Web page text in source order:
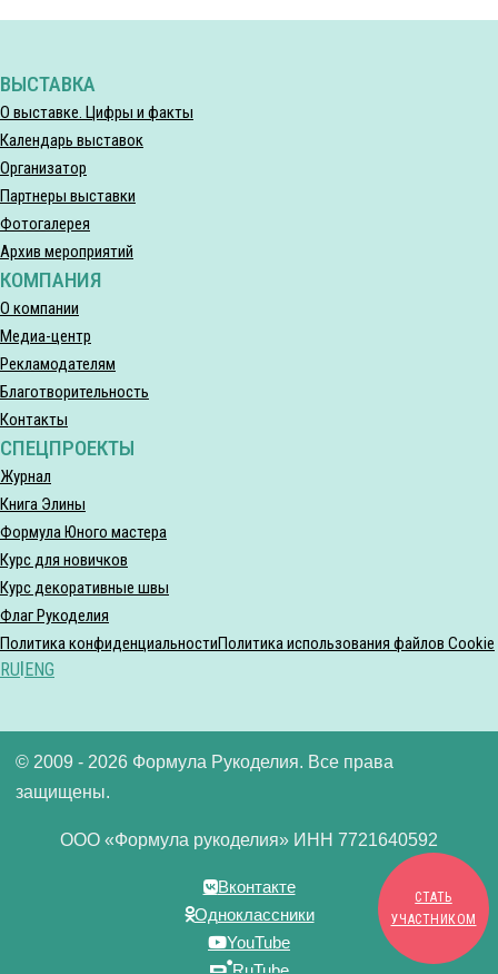
ВЫСТАВКА
О выставке. Цифры и факты
Календарь выставок
Организатор
Партнеры выставки
Фотогалерея
Архив мероприятий
КОМПАНИЯ
О компании
Медиа-центр
Рекламодателям
Благотворительность
Контакты
СПЕЦПРОЕКТЫ
Журнал
Книга Элины
Формула Юного мастера
Курс для новичков
Курс декоративные швы
Флаг Рукоделия
СТАТЬ
УЧАСТНИКОМ
Политика конфиденциальностиПолитика использования файлов Cookie
RU ENG
© 2009 - 2026 Формула Рукоделия. Все права
защищены.
ООО «Формула рукоделия» ИНН 7721640592
Вконтакте
Одноклассники
YouTube
RuTube